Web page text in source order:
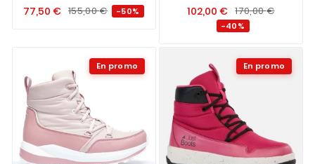
77,50 € 155,00€ -50% 102,00€ 170,00€
-40%
En promo En promo